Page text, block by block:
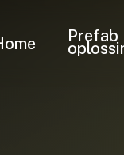
Prefab